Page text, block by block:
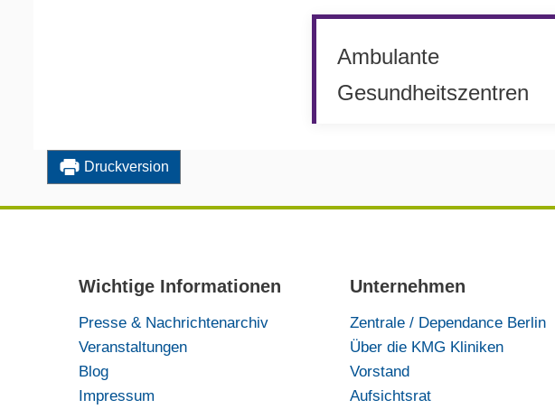
Ambulante
Gesundheitszentren
Druckversion
Wichtige Informationen
Presse & Nachrichtenarchiv
Veranstaltungen
Blog
Impressum
Unternehmen
Zentrale / Dependance Berlin
Über die KMG Kliniken
Vorstand
Aufsichtsrat